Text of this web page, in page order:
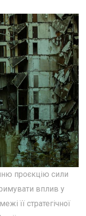
проєкцію сили
вплив у
її стратегічної